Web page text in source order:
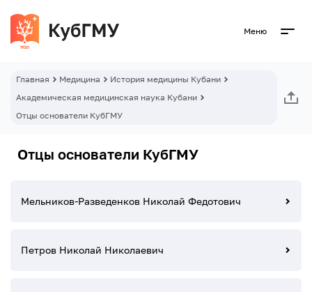
Меню
Главная Медицина
История медицины Кубани
Академическая медицинская наука Кубани
Отцы основатели КубГМУ
Отцы основатели КубГМУ
Мельников-Разведенков Николай Федотович
Петров Николай Николаевич